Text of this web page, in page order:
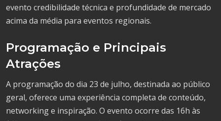
evento credibilidade técnica e profundidade de mercado
acima da média para eventos regionais.
Programação e Principais
Atrações
A programação do dia 23 de julho, destinada ao público
geral, oferece uma experiência completa de conteúdo,
networking e inspiração. O evento ocorre das 16h às